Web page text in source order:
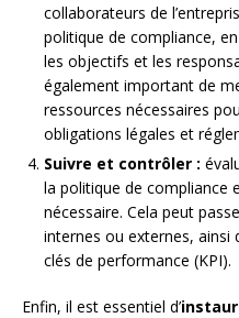
collaborateurs de
politique de compliance,
les objectifs et les
également important de
ressources nécessaires
obligations légales et
Suivre et contrôler :
la politique de compliance
nécessaire. Cela peut
internes ou externes, ainsi
clés de performance (KPI).
Enfin, il est essentiel d’